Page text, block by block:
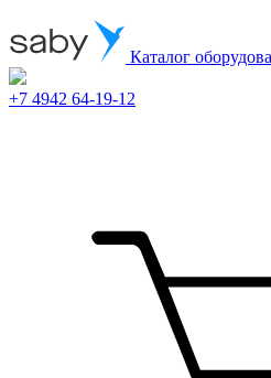
Каталог
+7 4942 64-19-12